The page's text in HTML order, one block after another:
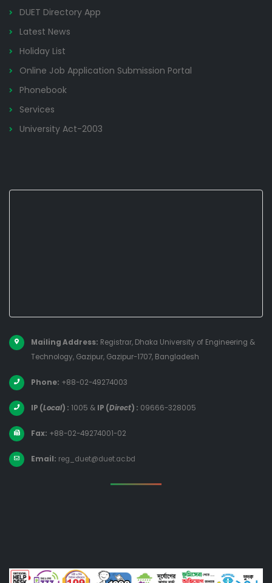
DUET Directory App
Latest News
Holiday List
Online Job Application Submission Portal
Phonebook
Services
University Act-2003
Mailing Address: Registrar, Dhaka University of Engineering &
Technology, Gazipur, Gazipur-1707, Bangladesh
Phone: +88-02-49274003
IP (Local) : 1005 & IP (Direct) : 09666-328005
Fax: +88-02-49274001-02
Email: reg_duet@duet.ac.bd